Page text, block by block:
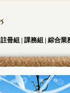
註冊組 | 課務組 | 綜合業